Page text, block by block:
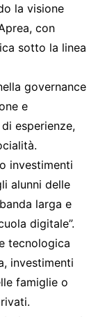
la visione
con
sotto la linea
governance
e
esperienze,
investimenti
alunni delle
larga e
digitale”.
tecnologica
investimenti
famiglie o